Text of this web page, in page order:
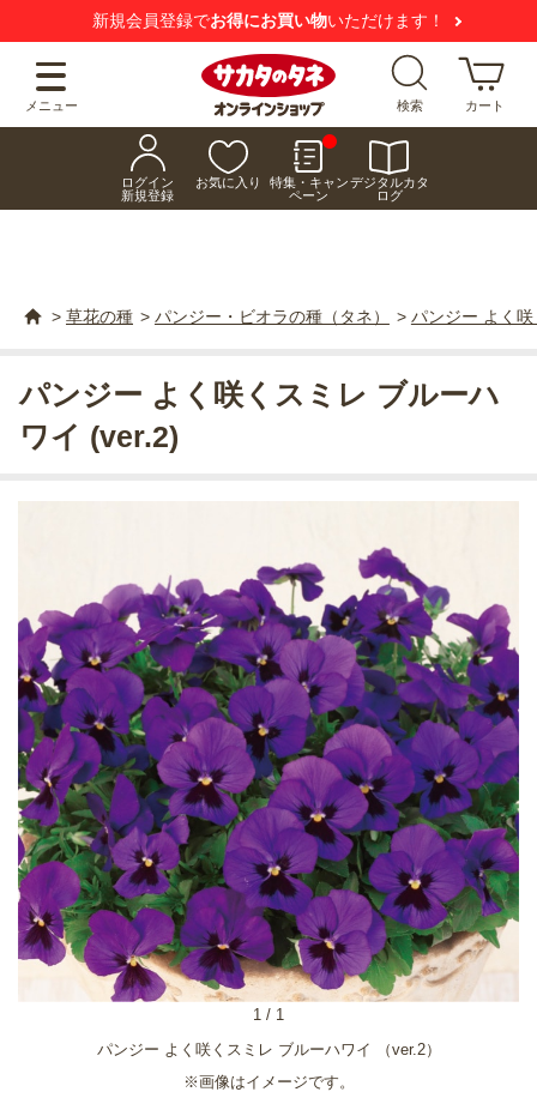
新規会員登録でお得にお買い物いただけます！
メニュー 検索 カート
ログイン
新規登録
お気に入り
特集・キャン
ペーン
デジタルカタ
ログ
> 草花の種 > パンジー・ビオラの種（タネ） > パンジー よく
パンジー よく咲くスミレ ブルーハワイ （ver.2）
※画像はイメージです。
1 / 1
パンジー よく咲くスミレ ブルーハ
ワイ (ver.2)